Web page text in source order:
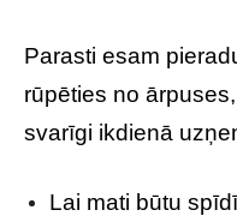
Parasti esam
rūpēties no
svarīgi ikdienā
Lai mati būtu